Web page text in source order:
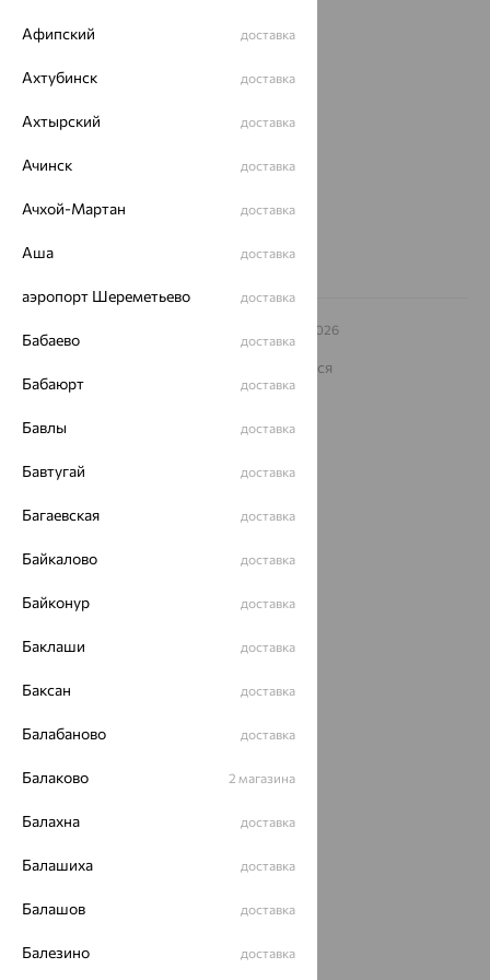
О нас
Магазины и доставка г. Липецк
еще 3
Другие города
Заказать звонок
– 2026
Архив акций
Карта сайта
На информационном ресурсе применяются
рекомендательные технологии
Политика конфеденциальности
Разработка сайта —
Афипский доставка
Ахтубинск доставка
Ахтырский доставка
Ачинск доставка
Ачхой-Мартан доставка
Аша доставка
аэропорт Шереметьево доставка
Бабаево доставка
Бабаюрт доставка
Бавлы доставка
Бавтугай доставка
Багаевская доставка
Байкалово доставка
Байконур доставка
Баклаши доставка
Баксан доставка
Балабаново доставка
Балаково 2 магазина
Балахна доставка
Балашиха доставка
Балашов доставка
Балезино доставка